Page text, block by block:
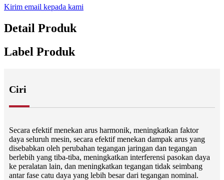
Kirim email kepada kami
Detail Produk
Label Produk
Ciri
Secara efektif menekan arus harmonik, meningkatkan faktor
daya seluruh mesin, secara efektif menekan dampak arus yang
disebabkan oleh perubahan tegangan jaringan dan tegangan
berlebih yang tiba-tiba, meningkatkan interferensi pasokan daya
ke peralatan lain, dan meningkatkan tegangan tidak seimbang
antar fase catu daya yang lebih besar dari tegangan nominal.